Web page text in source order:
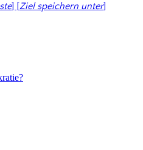
] [Ziel speichern unter]